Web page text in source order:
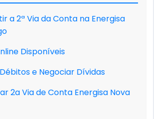
a 2ª Via da Conta na Energisa
Disponíveis
e Negociar Dívidas
2a Via de Conta Energisa Nova